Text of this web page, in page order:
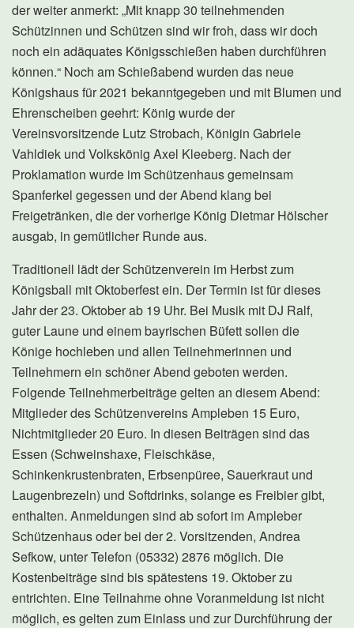
der weiter anmerkt: „Mit knapp 30 teilnehmenden
Schützinnen und Schützen sind wir froh, dass wir doch
noch ein adäquates Königsschießen haben durchführen
können.“ Noch am Schießabend wurden das neue
Königshaus für 2021 bekanntgegeben und mit Blumen und
Ehrenscheiben geehrt: König wurde der
Vereinsvorsitzende Lutz Strobach, Königin Gabriele
Vahldiek und Volkskönig Axel Kleeberg. Nach der
Proklamation wurde im Schützenhaus gemeinsam
Spanferkel gegessen und der Abend klang bei
Freigetränken, die der vorherige König Dietmar Hölscher
ausgab, in gemütlicher Runde aus.
Traditionell lädt der Schützenverein im Herbst zum
Königsball mit Oktoberfest ein. Der Termin ist für dieses
Jahr der 23. Oktober ab 19 Uhr. Bei Musik mit DJ Ralf,
guter Laune und einem bayrischen Büfett sollen die
Könige hochleben und allen Teilnehmerinnen und
Teilnehmern ein schöner Abend geboten werden.
Folgende Teilnehmerbeiträge gelten an diesem Abend:
Mitglieder des Schützenvereins Ampleben 15 Euro,
Nichtmitglieder 20 Euro. In diesen Beiträgen sind das
Essen (Schweinshaxe, Fleischkäse,
Schinkenkrustenbraten, Erbsenpüree, Sauerkraut und
Laugenbrezeln) und Softdrinks, solange es Freibier gibt,
enthalten. Anmeldungen sind ab sofort im Ampleber
Schützenhaus oder bei der 2. Vorsitzenden, Andrea
Sefkow, unter Telefon (05332) 2876 möglich. Die
Kostenbeiträge sind bis spätestens 19. Oktober zu
entrichten. Eine Teilnahme ohne Voranmeldung ist nicht
möglich, es gelten zum Einlass und zur Durchführung der